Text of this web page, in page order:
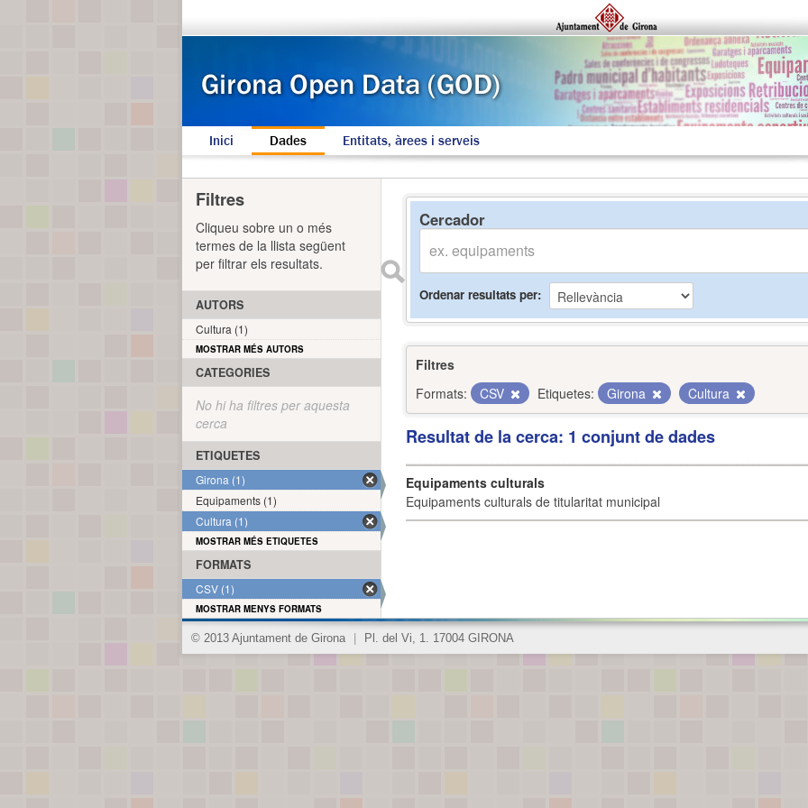
Inici Dades Entitats, àrees i serveis
Cercador
Ordenar resultats per
Filtres
Formats:
CSV Etiquetes: Girona Cultura
Resultat de la cerca: 1 conjunt de dades
Equipaments culturals
Equipaments culturals de titularitat municipal
Filtres
Cliqueu sobre un o més
termes de la llista següent
per filtrar els resultats.
AUTORS
Cultura (1)
MOSTRAR MÉS AUTORS
CATEGORIES
No hi ha filtres per aquesta
cerca
ETIQUETES
Girona (1)
Equipaments (1)
Cultura (1)
MOSTRAR MÉS ETIQUETES
FORMATS
CSV (1)
MOSTRAR MENYS FORMATS
© 2013 Ajuntament de Girona Pl. del Vi, 1. 17004 GIRONA